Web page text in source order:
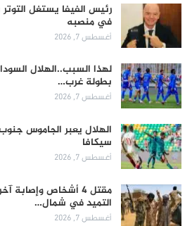
رئيس الفيفا يستغل التوتر
في منصبه
أغسطس 7, 2026
لهذا السبب..الهلال
بطولة غرب…
أغسطس 7, 2026
الهلال يعبر الجاموس
سيكافا
أغسطس 7, 2026
مقتل 4 أشخاص
التميد في شمال…
أغسطس 7, 2026